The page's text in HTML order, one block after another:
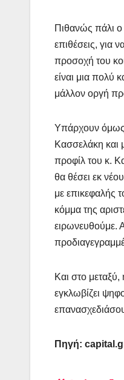
Πιθανώς πάλι ο
επιθέσεις, για
προσοχή του
είναι μια πολύ
μάλλον οργή
Υπάρχουν όμως
Κασσελάκη και
προφίλ του κ.
θα θέσει εκ
με επικεφαλής
κόμμα της
ειρωνευθούμε.
Και στο
εγκλωβίζει
Πηγή: